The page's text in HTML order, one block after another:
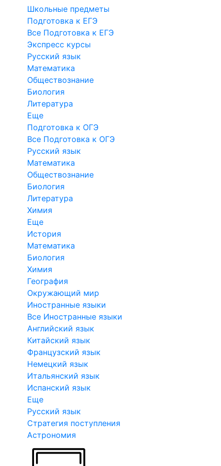
Школьные предметы
Подготовка к ЕГЭ
Все Подготовка к ЕГЭ
Экспресс курсы
Русский язык
Математика
Обществознание
Биология
Литература
Еще
Подготовка к ОГЭ
Все Подготовка к ОГЭ
Русский язык
Математика
Обществознание
Биология
Литература
Химия
Еще
История
Математика
Биология
Химия
География
Окружающий мир
Иностранные языки
Все Иностранные языки
Английский язык
Китайский язык
Французский язык
Немецкий язык
Итальянский язык
Испанский язык
Еще
Русский язык
Стратегия поступления
Астрономия